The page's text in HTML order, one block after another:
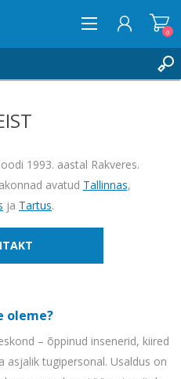
0
1993. aastal Rakveres.
avatud Tallinnas,
ja Tartus.
oleme?
– õppinud insenerid, kiired
tugipersonal. Usaldus on